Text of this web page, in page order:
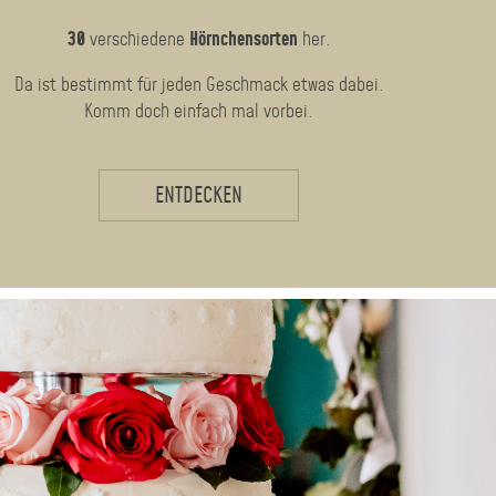
30verschiedene Hörnchensorten her.
Da ist bestimmt für jeden Geschmack etwas dabei.
Komm doch einfach mal vorbei.
ENTDECKEN